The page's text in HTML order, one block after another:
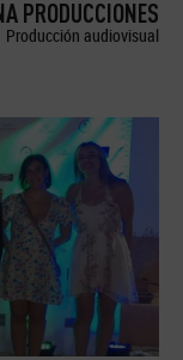
PRODUCCIONES
Producción audiovisual